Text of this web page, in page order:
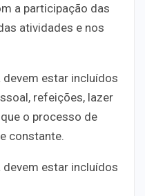
a participação das
atividades e nos
estar incluídos
refeições, lazer
o processo de
constante.
estar incluídos